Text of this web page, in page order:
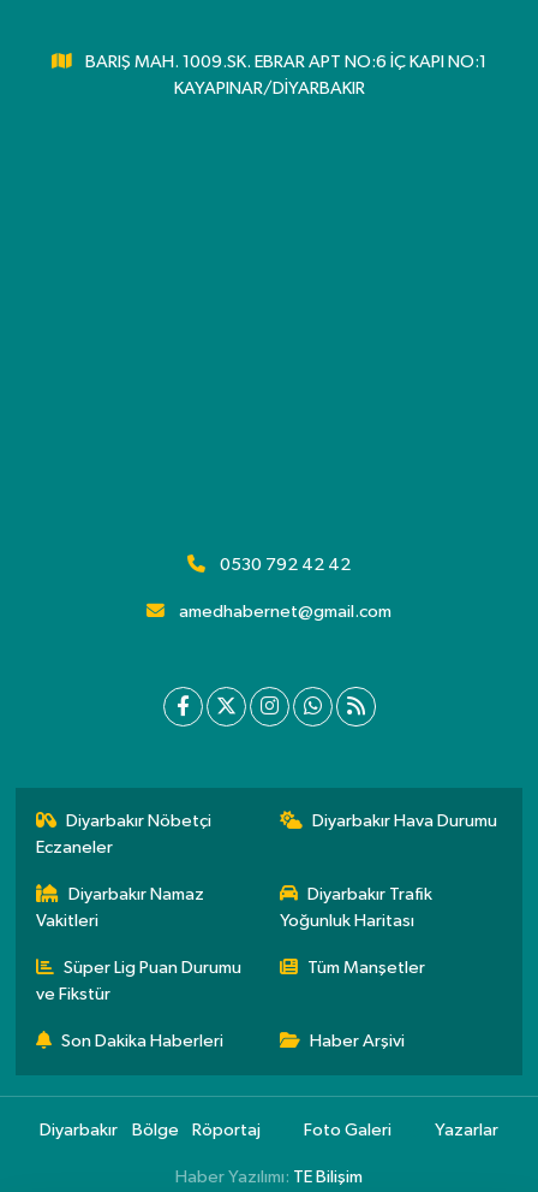
BARIŞ MAH. 1009.SK. EBRAR APT NO:6 İÇ KAPI NO:1
KAYAPINAR/DİYARBAKIR
0530 792 42 42
amedhabernet@gmail.com
Diyarbakır Nöbetçi
Eczaneler
Diyarbakır Hava Durumu
Diyarbakır Namaz
Vakitleri
Diyarbakır Trafik
Yoğunluk Haritası
Süper Lig Puan Durumu
ve Fikstür
Tüm Manşetler
Son Dakika Haberleri Haber Arşivi
Diyarbakır Bölge Röportaj Foto Galeri Yazarlar
Haber Yazılımı: TE Bilişim